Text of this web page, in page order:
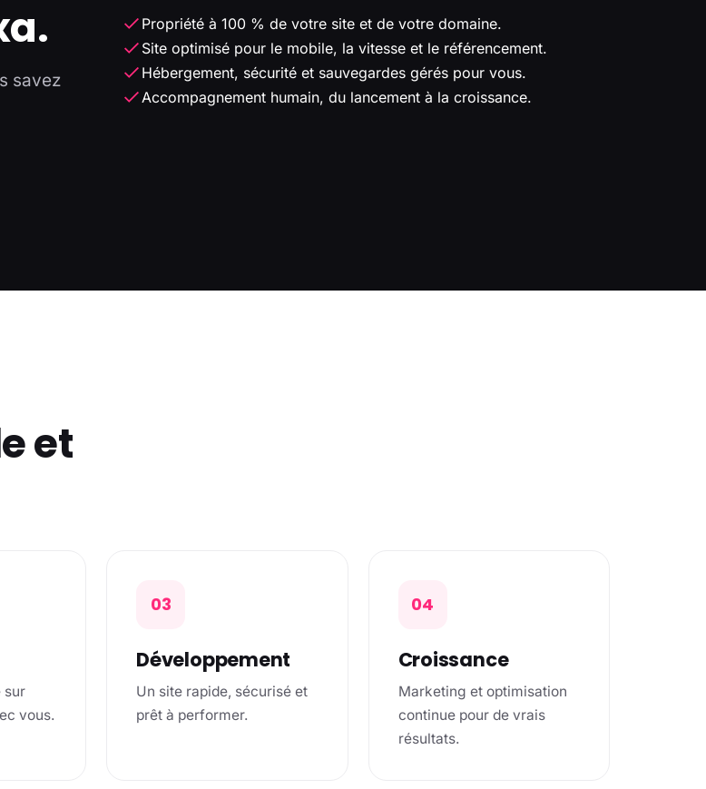
savez
Propriété à 100 % de votre site et de votre domaine.
Site optimisé pour le mobile, la vitesse et le référencement.
Hébergement, sécurité et sauvegardes gérés pour vous.
Accompagnement humain, du lancement à la croissance.
et
sur
vous.
03
Développement
Un site rapide, sécurisé et
prêt à performer.
04
Croissance
Marketing et optimisation
continue pour de vrais
résultats.